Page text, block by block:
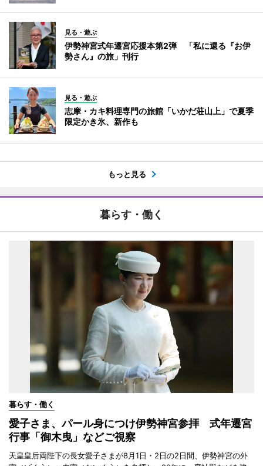
見る・遊ぶ
伊勢神宮式年遷宮応援本第2弾 「私に還る『お伊
勢さん』の旅」刊行
見る・遊ぶ
志摩・カキ料理専門の旅館「いかだ荘山上」で夏季
限定かき氷、新作も
もっと見る
暮らす・働く
暮らす・働く
愛子さま、パール身につけ伊勢神宮参拝 式年遷宮
行事「御木曳」などご視察
天皇皇后両陛下の長女愛子さまが8月1日・2日の2日間、伊勢神宮の外